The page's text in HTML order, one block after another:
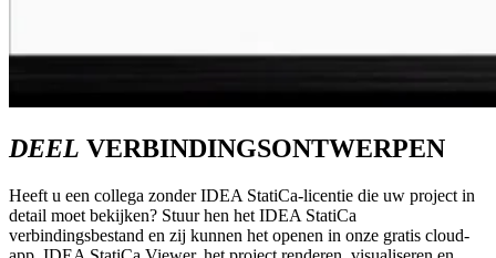
DEEL VERBINDINGSONTWERPEN
Heeft u een collega zonder IDEA StatiCa-licentie die uw project in
detail moet bekijken? Stuur hen het IDEA StatiCa
verbindingsbestand en zij kunnen het openen in onze gratis cloud-